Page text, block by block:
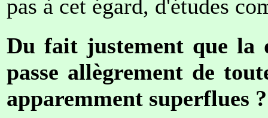
pas à cet égard, d'études
Du fait justement que la
passe allègrement de
apparemment superflues ?